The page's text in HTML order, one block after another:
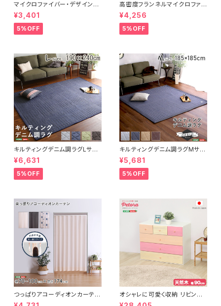
マイクロファイバー・デザインラ
グマットMサイズ（185×185cm）
洗えるラグマット 【WASHFA2】
FRG-D2-M
¥3,401
5%OFF
高密度フランネルマイクロファイ
バー・ラグマットLサイズ（200×2
50cm）洗えるラグマット｜ナル
トレア
¥4,256
5%OFF
キルティングデニム調ラグLサイ
ズ(190x240cm)オールシーズ
ン、滑り止め付き、手洗い対応【D
erid-デリッド-】 DRG-L
¥6,631
5%OFF
キルティングデニム調ラグMサイ
ズ(185x185cm)オールシーズ
ン、滑り止め付き、手洗い対応【D
erid-デリッド-】 DRG-M
¥5,681
5%OFF
つっぱりアコーディオンカーテ
ン 100×174cm SH-16-TA
オシャレに可愛く収納 リビング
用ローチェスト 4段 幅90cm